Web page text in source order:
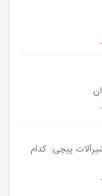
پیچی: کدام